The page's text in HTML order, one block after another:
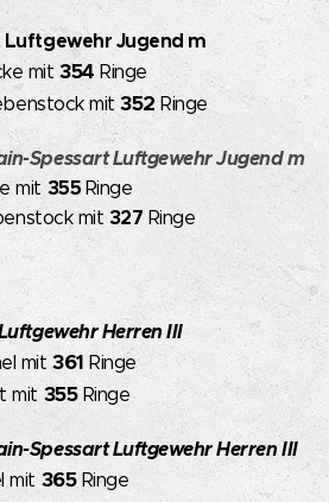
Jugend m
mit354Ringe
mit352 Ringe
Spessart Luftgewehr Jugend m
mit 355 Ringe
mit 327 Ringe
Herren III
mit361 Ringe
mit 355Ringe
Spessart Luftgewehr Herren III
mit 365Ringe